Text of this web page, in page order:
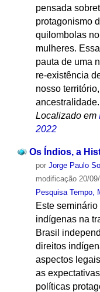
pensada
protagonismo
quilombolas
mulheres.
pauta de uma
re-existência
nosso
ancestralidade.
Localizado em
2022
Os Índios, a
por Jorge Paulo
modificação20/
Pesquisa Tempo,
Este
indígenas na
Brasil
direitos
aspectos
as
políticas